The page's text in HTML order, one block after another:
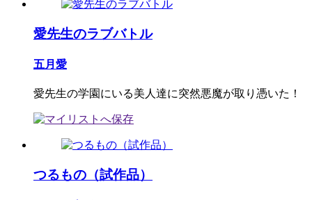
愛先生のラブバトル
五月愛
愛先生の学園にいる美人達に突然悪魔が取り憑いた！
つるもの（試作品）